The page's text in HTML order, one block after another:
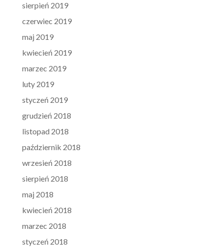
sierpień 2019
czerwiec 2019
maj 2019
kwiecień 2019
marzec 2019
luty 2019
styczeń 2019
grudzień 2018
listopad 2018
październik 2018
wrzesień 2018
sierpień 2018
maj 2018
kwiecień 2018
marzec 2018
styczeń 2018